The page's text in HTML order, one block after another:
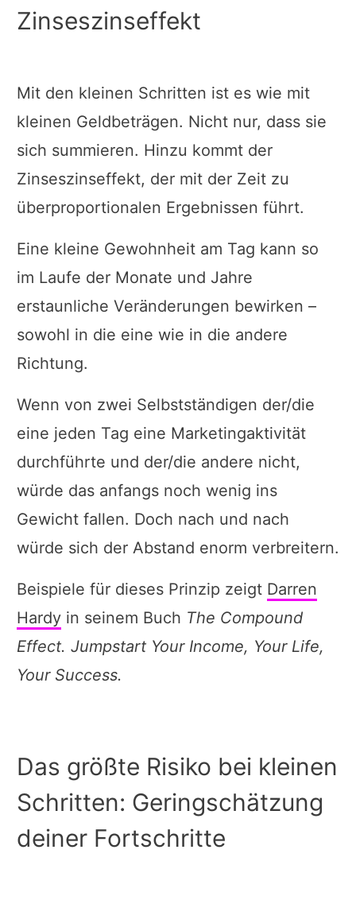
Zinseszinseffekt
Mit den kleinen Schritten ist es wie mit
kleinen Geldbeträgen. Nicht nur, dass sie
sich summieren. Hinzu kommt der
Zinseszinseffekt, der mit der Zeit zu
überproportionalen Ergebnissen führt.
Eine kleine Gewohnheit am Tag kann so
im Laufe der Monate und Jahre
erstaunliche Veränderungen bewirken –
sowohl in die eine wie in die andere
Richtung.
Wenn von zwei Selbstständigen der/die
eine jeden Tag eine Marketingaktivität
durchführte und der/die andere nicht,
würde das anfangs noch wenig ins
Gewicht fallen. Doch nach und nach
würde sich der Abstand enorm verbreitern.
Beispiele für dieses Prinzip zeigt Darren
Hardyin seinem Buch The Compound
Effect. Jumpstart Your Income, Your Life,
Your Success.
Das größte Risiko bei kleinen
Schritten: Geringschätzung
deiner Fortschritte